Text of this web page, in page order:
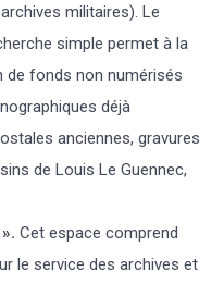
militaires). Le
simple permet à la
de fonds non numérisés
déjà
anciennes, gravures
de Louis Le Guennec,
Cet espace comprend
le service des archives et